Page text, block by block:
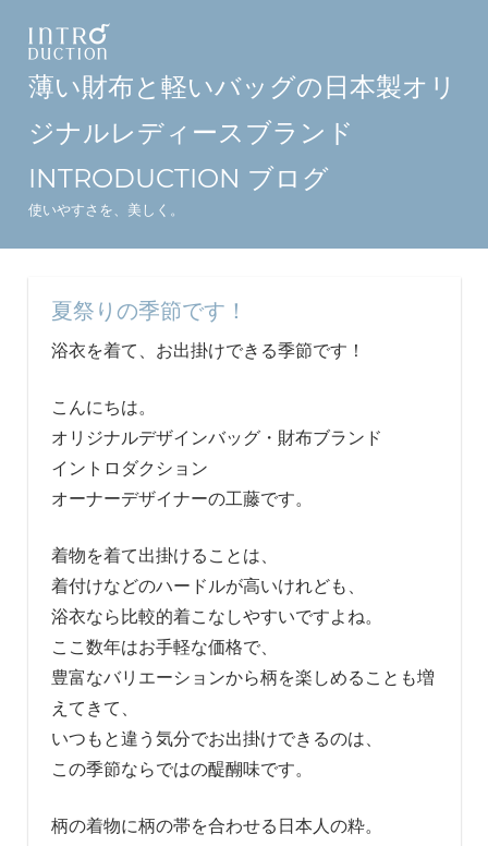
薄い財布と軽いバッグの日本製オリ
ジナルレディースブランド
INTRODUCTION ブログ
使いやすさを、美しく。
夏祭りの季節です！
浴衣を着て、お出掛けできる季節です！
こんにちは。
オリジナルデザインバッグ・財布ブランド
イントロダクション
オーナーデザイナーの工藤です。
着物を着て出掛けることは、
着付けなどのハードルが高いけれども、
浴衣なら比較的着こなしやすいですよね。
ここ数年はお手軽な価格で、
豊富なバリエーションから柄を楽しめることも増
えてきて、
いつもと違う気分でお出掛けできるのは、
この季節ならではの醍醐味です。
柄の着物に柄の帯を合わせる日本人の粋。